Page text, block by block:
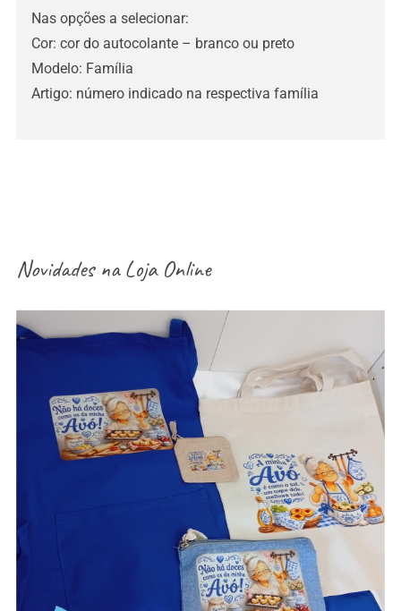
Nas opções a selecionar:
Cor: cor do autocolante – branco ou preto
Modelo: Família
Artigo: número indicado na respectiva família
Novidades naLoja Online
aventais / Sacos / necessaires / estojos /
porta-moedas dia dos avós – vários modelos